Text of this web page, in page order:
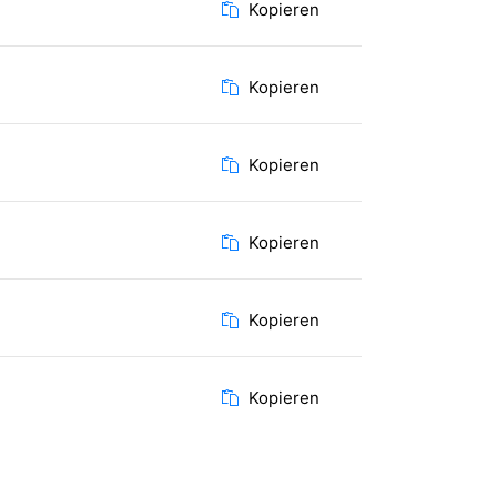
Kopieren
Kopieren
Kopieren
Kopieren
Kopieren
Kopieren